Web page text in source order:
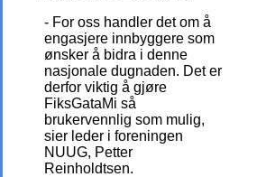
- For oss handler det om å
engasjere innbyggere som
ønsker å bidra i denne
nasjonale dugnaden. Det er
derfor viktig å gjøre
FiksGataMi så
brukervennlig som mulig,
sier leder i foreningen
NUUG, Petter
Reinholdtsen.